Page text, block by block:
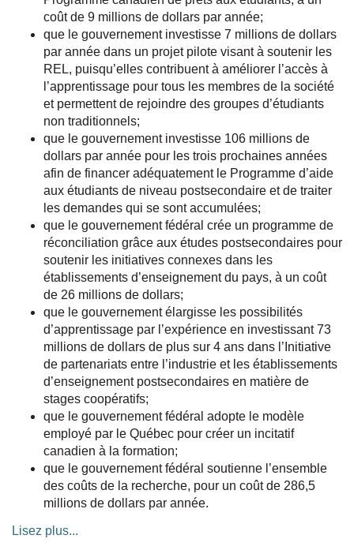
coût de 9 millions de dollars par année;
que le gouvernement investisse 7 millions de dollars
par année dans un projet pilote visant à soutenir les
REL, puisqu’elles contribuent à améliorer l’accès à
l’apprentissage pour tous les membres de la société
et permettent de rejoindre des groupes d’étudiants
non traditionnels;
que le gouvernement investisse 106 millions de
dollars par année pour les trois prochaines années
afin de financer adéquatement le Programme d’aide
aux étudiants de niveau postsecondaire et de traiter
les demandes qui se sont accumulées;
que le gouvernement fédéral crée un programme de
réconciliation grâce aux études postsecondaires pour
soutenir les initiatives connexes dans les
établissements d’enseignement du pays, à un coût
de 26 millions de dollars;
que le gouvernement élargisse les possibilités
d’apprentissage par l’expérience en investissant 73
millions de dollars de plus sur 4 ans dans l’Initiative
de partenariats entre l’industrie et les établissements
d’enseignement postsecondaires en matière de
stages coopératifs;
que le gouvernement fédéral adopte le modèle
employé par le Québec pour créer un incitatif
canadien à la formation;
que le gouvernement fédéral soutienne l’ensemble
des coûts de la recherche, pour un coût de 286,5
millions de dollars par année.
Lisez plus...